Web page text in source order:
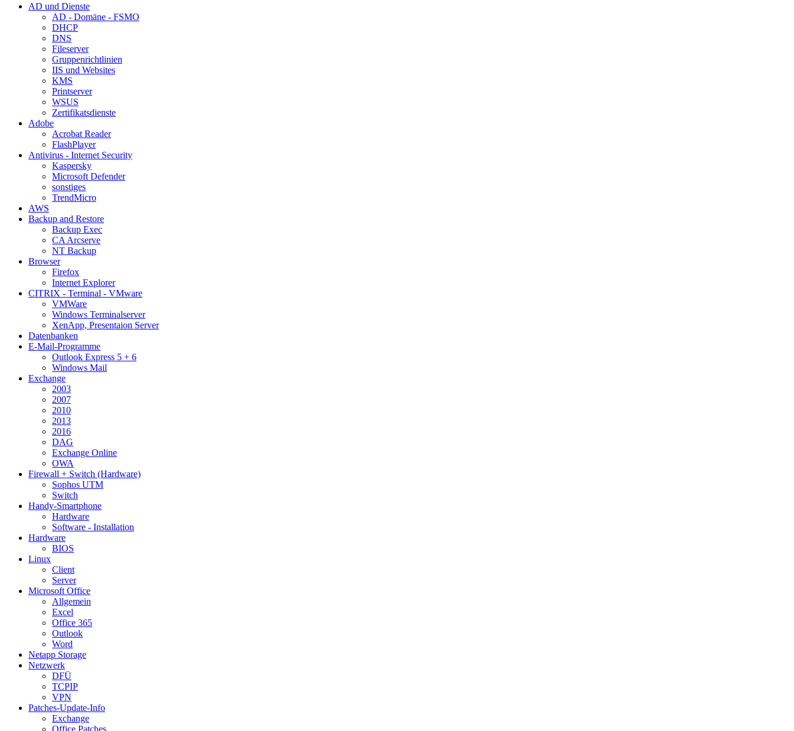
AD und Dienste
AD - Domäne - FSMO
DHCP
DNS
Fileserver
Gruppenrichtlinien
IIS und Websites
KMS
Printserver
WSUS
Zertifikatsdienste
Adobe
Acrobat Reader
FlashPlayer
Antivirus - Internet Security
Kaspersky
Microsoft Defender
sonstiges
TrendMicro
AWS
Backup and Restore
Backup Exec
CA Arcserve
NT Backup
Browser
Firefox
Internet Explorer
CITRIX - Terminal - VMware
VMWare
Windows Terminalserver
XenApp, Presentaion Server
Datenbanken
E-Mail-Programme
Outlook Express 5 + 6
Windows Mail
Exchange
2003
2007
2010
2013
2016
DAG
Exchange Online
OWA
Firewall + Switch (Hardware)
Sophos UTM
Switch
Handy-Smartphone
Hardware
Software - Installation
Hardware
BIOS
Linux
Client
Server
Microsoft Office
Allgemein
Excel
Office 365
Outlook
Word
Netapp Storage
Netzwerk
DFÜ
TCPIP
VPN
Patches-Update-Info
Exchange
Office Patches